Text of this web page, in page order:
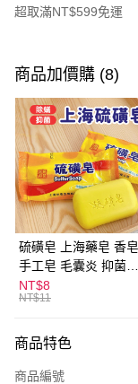
超取滿NT$599免運
信用卡一次付款
超商取貨付款
LINE Pay
Apple Pay
街口支付
悠遊付
ATM付款
全家取貨付款
每筆NT$60，滿
商品加價購 (8)
硫磺皂 上海藥皂 香皂
手工皂 毛囊炎 抑菌除
蟎 清潔護膚 去油去痘
寵物皮膚病 狗狗貓咪
NT$8
NT$11
商品特色
商品編號